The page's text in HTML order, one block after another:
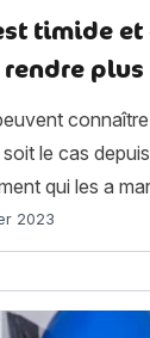
timide
le cas
qui les a
2023